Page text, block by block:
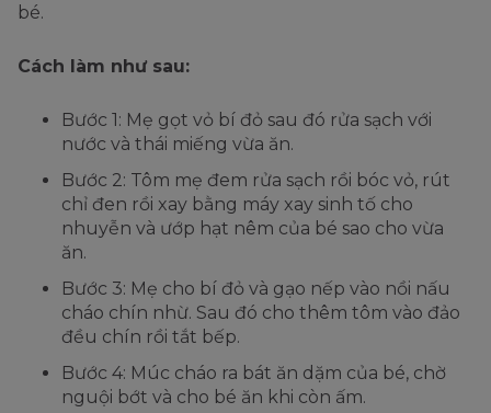
bé.
Cách làm như sau:
Bước 1: Mẹ gọt vỏ bí đỏ sau đó rửa sạch với
nước và thái miếng vừa ăn.
Bước 2: Tôm mẹ đem rửa sạch rồi bóc vỏ, rút
chỉ đen rồi xay bằng máy xay sinh tố cho
nhuyễn và ướp hạt nêm của bé sao cho vừa
ăn.
Bước 3: Mẹ cho bí đỏ và gạo nếp vào nồi nấu
cháo chín nhừ. Sau đó cho thêm tôm vào đảo
đều chín rồi tắt bếp.
Bước 4: Múc cháo ra bát ăn dặm của bé, chờ
nguội bớt và cho bé ăn khi còn ấm.